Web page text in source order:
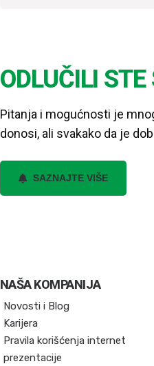
ODLUČILI
Pitanja i mogućnosti je
donosi, ali svakako da je
SAZNAJTE VIŠE
NAŠA KOMPANIJA
Novosti i Blog
Karijera
Pravila korišćenja internet
prezentacije